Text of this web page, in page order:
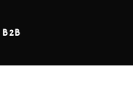
B2B